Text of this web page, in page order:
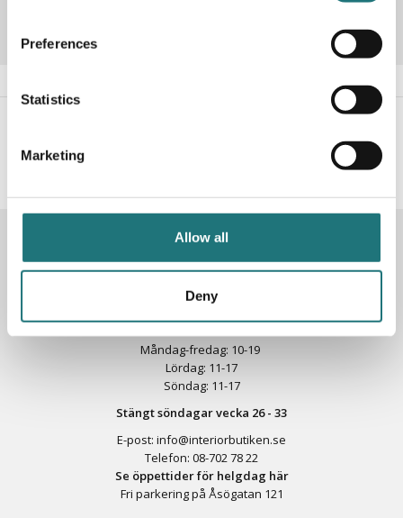
Preferences
Statistics
Marketing
Allow all
Deny
inspiration, erbjudanden och nyheter!
KONTAKTA OSS
Butik
Götgatan 59
116 41 Stockholm
Måndag-fredag: 10-19
Lördag: 11-17
Söndag: 11-17
Stängt söndagar vecka 26 - 33
E-post: info@interiorbutiken.se
Telefon: 08-702 78 22
Se öppettider för helgdag här
Fri parkering på Åsögatan 121